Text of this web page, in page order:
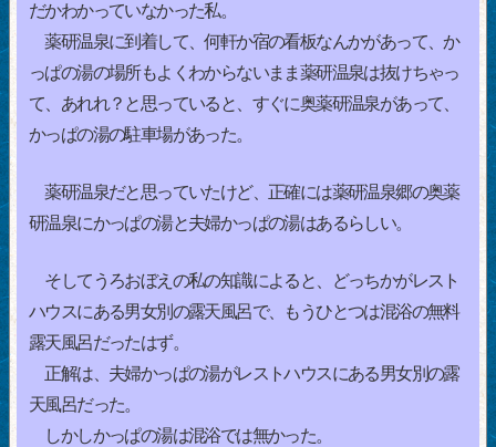
だかわかっていなかった私。
薬研温泉に到着して、何軒か宿の看板なんかがあって、か
っぱの湯の場所もよくわからないまま薬研温泉は抜けちゃっ
て、あれれ？と思っていると、すぐに奥薬研温泉があって、
かっぱの湯の駐車場があった。
薬研温泉だと思っていたけど、正確には薬研温泉郷の奥薬
研温泉にかっぱの湯と夫婦かっぱの湯はあるらしい。
そしてうろおぼえの私の知識によると、どっちかがレスト
ハウスにある男女別の露天風呂で、もうひとつは混浴の無料
露天風呂だったはず。
正解は、夫婦かっぱの湯がレストハウスにある男女別の露
天風呂だった。
しかしかっぱの湯は混浴では無かった。